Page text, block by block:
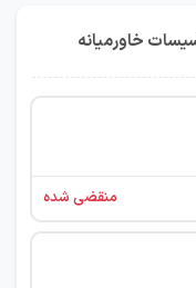
خاورمیانه
منقضی شده